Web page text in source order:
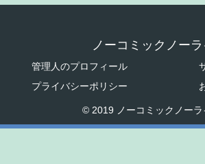
ノーコミックノー
管理人のプロフィール
プライバシーポリシー
© 2019 ノーコミックノーラ